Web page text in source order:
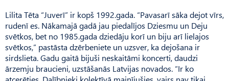
Lilita Tēta “Juverī” ir kopš 1992.gada. “Pavasarī sāka dejot vīrs,
rudenī es. Nākamajā gadā jau piedalījos Dziesmu un Deju
svētkos, bet no 1985.gada dziedāju korī un biju arī lielajos
svētkos,” pastāsta dzērbeniete un uzsver, ka dejošana ir
sirdslieta. Gadu gaitā bijuši neskaitāmi koncerti, daudzi
ārzemju braucieni, uzstāšanās Latvijas novados. “Ir ko